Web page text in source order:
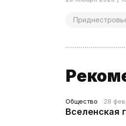
Общество 28
Вселенская